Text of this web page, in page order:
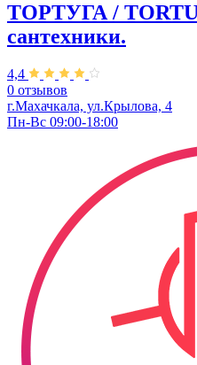
ТОРТУГА /
сантехники.
4,4
0 отзывов
г.Махачкала, ул.Крылова, 4
Пн-Вс 09:00-18:00